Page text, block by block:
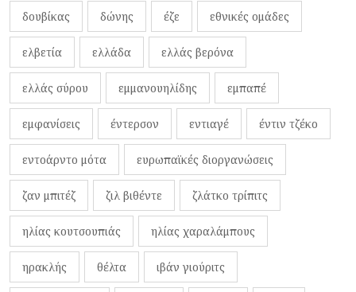
δουβίκας δώνης έζε εθνικές ομάδες
ελβετία ελλάδα ελλάς βερόνα
ελλάς σύρου εμμανουηλίδης εμπαπέ
εμφανίσεις έντερσον εντιαγέ έντιν τζέκο
εντοάρντο μότα ευρωπαϊκές διοργανώσεις
ζαν μπιτέζ ζιλ βιθέντε ζλάτκο τρίπιτς
ηλίας κουτσουπιάς ηλίας χαραλάμπους
ηρακλής θέλτα ιβάν γιούριτς